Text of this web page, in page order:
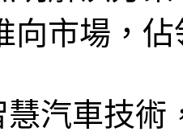
向市場，
慧汽車技